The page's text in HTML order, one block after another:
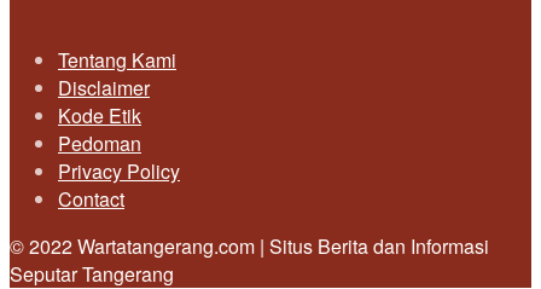
Tentang Kami
Disclaimer
Kode Etik
Pedoman
Privacy Policy
Contact
© 2022 Wartatangerang.com | Situs Berita dan Informasi
Seputar Tangerang